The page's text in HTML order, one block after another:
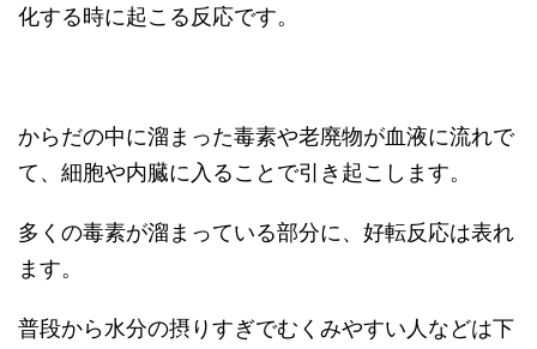
化する時に起こる反応です。
からだの中に溜まった毒素や老廃物が血液に流れで
て、細胞や内臓に入ることで引き起こします。
多くの毒素が溜まっている部分に、好転反応は表れ
ます。
普段から水分の摂りすぎでむくみやすい人などは下